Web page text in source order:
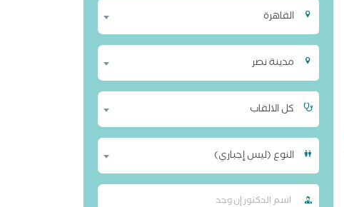
القاهرة
مدينة نصر
كل الالقاب
النوع (ليس إجباري)